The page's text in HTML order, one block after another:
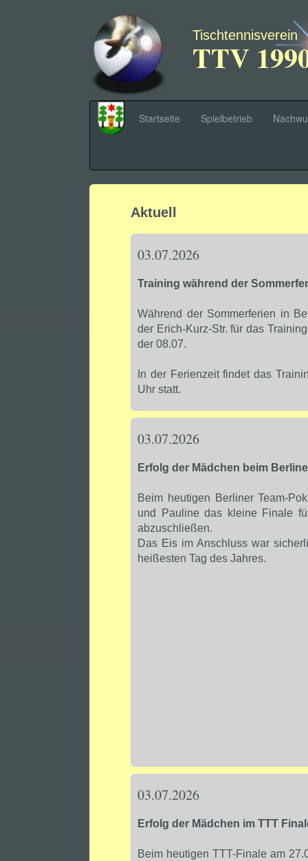
Tischtennisverein
TTV
Startseite Spielbetrieb
Aktuell
03.07.2026
Training während der
Während der Sommerferien in
der Erich-Kurz-Str. für das
der 08.07.
In der Ferienzeit findet das
Uhr statt.
03.07.2026
Erfolg der Mädchen beim
Beim heutigen Berliner Team-
und Pauline das kleine Finale
abzuschließen.
Das Eis im Anschluss war
heißesten Tag des Jahres.
03.07.2026
Erfolg der Mädchen im TTT
Beim heutigen TTT-Finale am